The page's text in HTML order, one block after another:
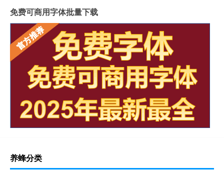
免费可商用字体批量下载
养蜂分类